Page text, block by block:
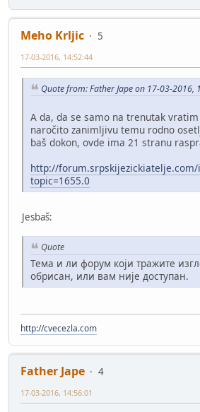
Meho Krljic
5
17-03-2016, 14:52:44
Quote from: Father Jape on 17-03-2016,
A da, da se samo na trenutak
naročito zanimljivu temu rodno
baš dokon, ovde ima 21 stranu
http://forum.srpskijezickiatelje.com/
topic=1655.0
Jesbaš:
Quote
Тема и ли форум који тражите
обрисан, или вам није доступан.
http://cvecezla.com
Father Jape
4
17-03-2016, 14:56:01